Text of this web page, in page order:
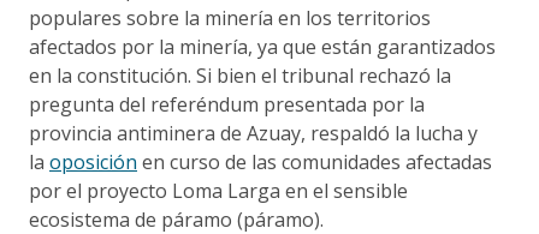
populares sobre la minería en los territorios
afectados por la minería, ya que están garantizados
en la constitución. Si bien el tribunal rechazó la
pregunta del referéndum presentada por la
provincia antiminera de Azuay, respaldó la lucha y
la oposición en curso de las comunidades afectadas
por el proyecto Loma Larga en el sensible
ecosistema de páramo (páramo).